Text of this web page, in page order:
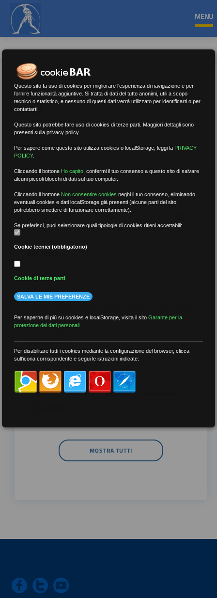
MENU
Covid
Nessun risultato.Rimuovi filtri
per data
più recenti
meno recenti
per tag
##DS ##FGU ##Gilda
MOSTRA TUTTI
Questo sito fa uso di cookies per migliorare l'esperienza di navigazione e per
fornire funzionalità aggiuntive. Si tratta di dati del tutto anonimi, utili a scopo
tecnico o statistico, e nessuno di questi dati verrà utilizzato per identificarti o per
contattarti.
Questo sito potrebbe fare uso di cookies di terze parti. Maggiori dettagli sono
presenti sulla privacy policy.
Per sapere come questo sito utilizza cookies o localStorage, leggi la PRIVACY
POLICY.
Cliccando il bottone Ho capito ,confermi il tuo consenso a questo sito di salvare
alcuni piccoli blocchi di dati sul tuo computer.
Cliccando il bottone Non consentire cookies neghi il tuo consenso, eliminando
eventuali cookies e dati localStorage già presenti (alcune parti del sito
potrebbero smettere di funzionare correttamente).
Se preferisci, puoi selezionare quali tipologie di cookies ritieni accettabili:
Cookie tecnici (obbligatorio)
Cookie di terze parti
SALVA LE MIE PREFERENZE
Per saperne di più su cookies e localStorage, visita il sitoGarante per la
protezione dei dati personali
Per disabilitare tutti i cookies mediante la configurazione del browser, clicca
sull'icona corrispondente e segui le istruzioni indicate: